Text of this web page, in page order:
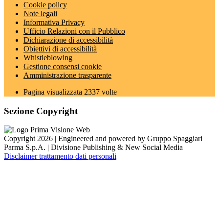
Cookie policy
Note legali
Informativa Privacy
Ufficio Relazioni con il Pubblico
Dichiarazione di accessibilità
Obiettivi di accessibilità
Whistleblowing
Gestione consensi cookie
Amministrazione trasparente
Pagina visualizzata 2337 volte
Sezione Copyright
Copyright 2026 | Engineered and powered by Gruppo Spaggiari
Parma S.p.A. | Divisione Publishing & New Social Media
Disclaimer trattamento dati personali